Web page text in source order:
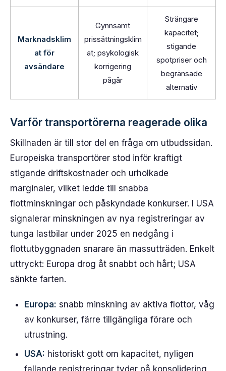
Marknadsklim
at för
avsändare
Gynnsamt
prissättningsklim
at; psykologisk
korrigering
pågår
Strängare
kapacitet;
stigande
spotpriser och
begränsade
alternativ
Varför transportörerna reagerade olika
Skillnaden är till stor del en fråga om utbudssidan.
Europeiska transportörer stod inför kraftigt
stigande driftskostnader och urholkade
marginaler, vilket ledde till snabba
flottminskningar och påskyndade konkurser. I USA
signalerar minskningen av nya registreringar av
tunga lastbilar under 2025 en nedgång i
flottutbyggnaden snarare än massutträden. Enkelt
uttryckt: Europa drog åt snabbt och hårt; USA
sänkte farten.
Europa: snabb minskning av aktiva flottor, våg
av konkurser, färre tillgängliga förare och
utrustning.
USA: historiskt gott om kapacitet, nyligen
fallande registreringar tyder på konsolidering